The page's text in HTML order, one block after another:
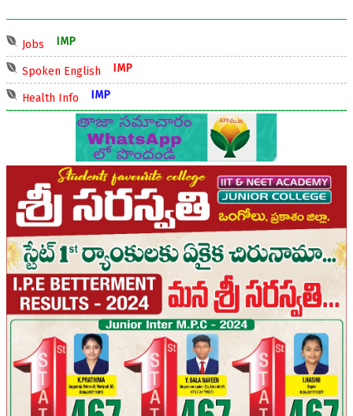
Jobs
Spoken English
Health Info